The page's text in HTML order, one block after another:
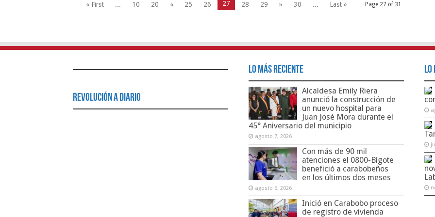
Page 27 of 31
« First ... 10 20 « 25 26 27 28 29 » 30 ... Last »
Revolución a Diario
Lo Más Reciente
Alcaldesa Emily Riera
anunció la construcción de
un nuevo hospital para
Juan José Mora durante el
45° Aniversario del municipio
agosto 7, 2026
Con más de 90 mil
atenciones el 0800-Bigote
benefició a carabobeños
en los últimos dos meses
agosto 6, 2026
Inició en Carabobo proceso
de registro de vivienda